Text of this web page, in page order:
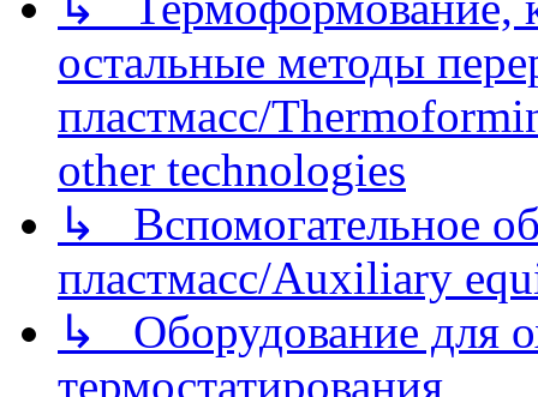
остальные методы
пластмасс/
other technologies
↳ Вспомогательное
пластмасс/Auxiliary
↳ Оборудование для
термостатирования